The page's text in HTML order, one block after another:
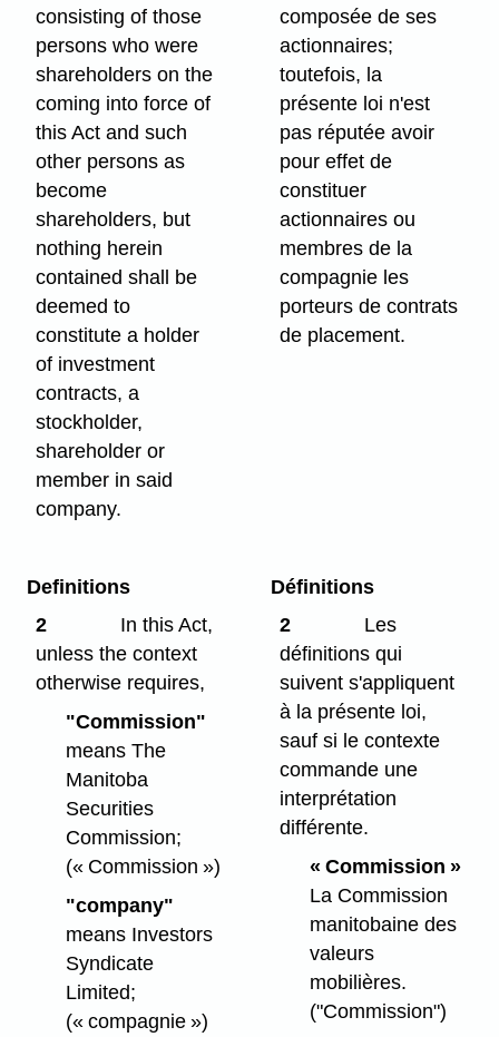
consisting of those
persons who were
shareholders on the
coming into force of
this Act and such
other persons as
become
shareholders, but
nothing herein
contained shall be
deemed to
constitute a holder
of investment
contracts, a
stockholder,
shareholder or
member in said
company.
composée de ses
actionnaires;
toutefois, la
présente loi n'est
pas réputée avoir
pour effet de
constituer
actionnaires ou
membres de la
compagnie les
porteurs de contrats
de placement.
Definitions
2
In this Act,
unless the context
otherwise requires,
"Commission"
means The
Manitoba
Securities
Commission;
(« Commission »)
"company"
means Investors
Syndicate
Limited;
(« compagnie »)
Définitions
2
Les
définitions qui
suivent s'appliquent
à la présente loi,
sauf si le contexte
commande une
interprétation
différente.
« Commission »
La Commission
manitobaine des
valeurs
mobilières.
("Commission")